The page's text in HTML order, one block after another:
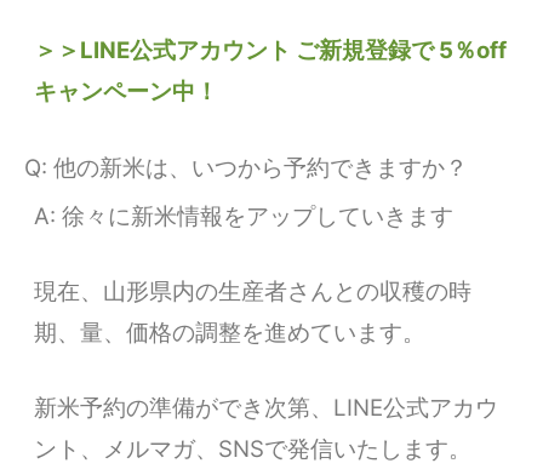
＞＞LINE公式アカウント ご新規登録で 5％off
キャンペーン中！
Q: 他の新米は、いつから予約できますか？
A: 徐々に新米情報をアップしていきます
現在、山形県内の生産者さんとの収穫の時
期、量、価格の調整を進めています。
新米予約の準備ができ次第、LINE公式アカウ
ント、メルマガ、SNSで発信いたします。